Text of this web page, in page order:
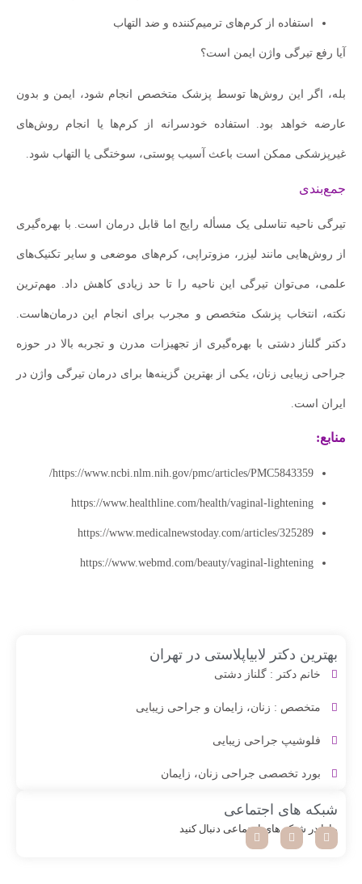
استفاده از کرم‌های ترمیم‌کننده و ضد التهاب
آیا رفع تیرگی واژن ایمن است؟
بله، اگر این روش‌ها توسط پزشک متخصص انجام شود، ایمن و بدون
عارضه خواهد بود. استفاده خودسرانه از کرم‌ها یا انجام روش‌های
غیرپزشکی ممکن است باعث آسیب پوستی، سوختگی یا التهاب شود.
جمع‌بندی
تیرگی ناحیه تناسلی یک مسأله رایج اما قابل درمان است. با بهره‌گیری
از روش‌هایی مانند لیزر، مزوتراپی، کرم‌های موضعی و سایر تکنیک‌های
علمی، می‌توان تیرگی این ناحیه را تا حد زیادی کاهش داد. مهم‌ترین
نکته، انتخاب پزشک متخصص و مجرب برای انجام این درمان‌هاست.
دکتر گلناز دشتی با بهره‌گیری از تجهیزات مدرن و تجربه بالا در حوزه
جراحی زیبایی زنان، یکی از بهترین گزینه‌ها برای درمان تیرگی واژن در
ایران است.
منابع:
https://www.ncbi.nlm.nih.gov/pmc/articles/PMC5843359/
https://www.healthline.com/health/vaginal-lightening
https://www.medicalnewstoday.com/articles/325289
https://www.webmd.com/beauty/vaginal-lightening
بهترین دکتر لابیاپلاستی در تهران
خانم دکتر : گلناز دشتی
متخصص : زنان، زایمان و جراحی زیبایی
فلوشیپ جراحی زیبایی
بورد تخصصی جراحی زنان، زایمان
شبکه های اجتماعی
مارا در شبکه های اجتماعی دنبال کنید